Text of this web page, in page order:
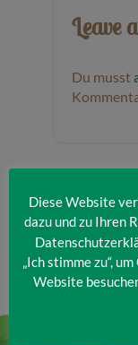
Leave
Du musst
Diese Website
dazu und zu Ihren
„Ich stimme zu“,
Website